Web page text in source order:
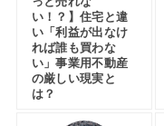
い！？】住宅と違
い「利益が出なけ
れば誰も買わな
い」事業用不動産
の厳しい現実と
は？